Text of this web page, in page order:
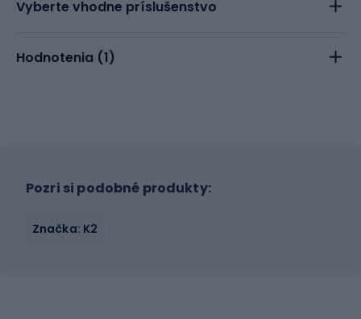
Vyberte vhodne príslušenstvo
Hodnotenia (1)
Pozri si podobné produkty:
Značka: K2